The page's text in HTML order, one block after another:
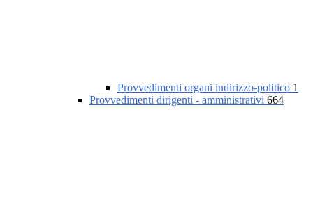
Provvedimenti organi indirizzo-politico 1
Provvedimenti dirigenti - amministrativi 664